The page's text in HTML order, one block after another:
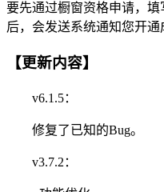
要先通过橱窗资格申请，
后，会发送系统通知您开通
【更新内容】
v6.1.5：
修复了已知的Bug。
v3.7.2：